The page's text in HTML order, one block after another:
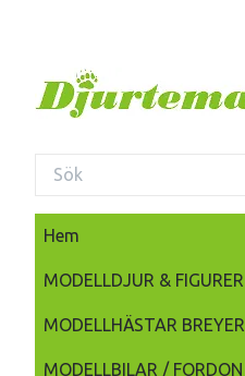
Hem
MODELLDJUR & FIGURER
MODELLHÄSTAR BREYER
MODELLBILAR / FORDON